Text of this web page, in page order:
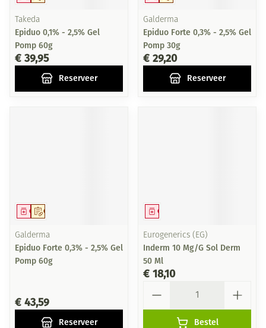
Takeda
Epiduo 0,1% - 2,5% Gel
Pomp 60g
€ 39,95
Reserveer
Galderma
Epiduo Forte 0,3% - 2,5% Gel
Pomp 30g
€ 29,20
Reserveer
Op voorschrift
Geneesmiddel
Galderma
Epiduo Forte 0,3% - 2,5% Gel
Pomp 60g
€ 43,59
Reserveer
Geneesmiddel
Eurogenerics (EG)
Inderm 10 Mg/G Sol Derm
50 Ml
€ 18,10
Bestel